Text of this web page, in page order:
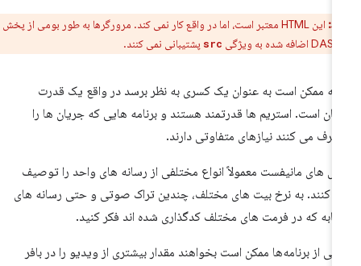
این HTML معتبر است، اما در واقع کار نمی کند. مرورگرها به طور بومی از پخش
src پشتیبانی نمی کنند.
ممکن است به عنوان یک کسری به نظر برسد در واقع یک قدرت
است. استریم ها قدرتمند هستند و برنامه هایی که جریان ها را
می کنند نیازهای متفاوتی دارند.
های مانیفست معمولاً انواع مختلفی از رسانه های واحد را توصیف
کنند. به نرخ بیت های مختلف، چندین تراک صوتی و حتی رسانه های
که در فرمت های مختلف کدگذاری شده اند فکر کنید.
از برنامه‌ها ممکن است بخواهند مقدار بیشتری از ویدیو را در بافر